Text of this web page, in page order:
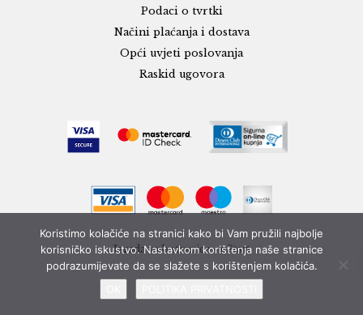
Podaci o tvrtki
Načini plaćanja i dostava
Opći uvjeti poslovanja
Raskid ugovora
Izrada web stranice - eStart
Koristimo kolačiće na stranici kako bi Vam pružili najbolje
korisničko iskustvo. Nastavkom korištenja naše stranice
podrazumijevate da se slažete s korištenjem kolačića.